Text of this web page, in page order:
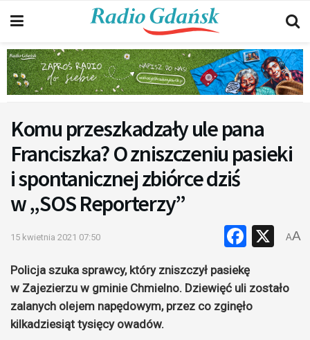
Komu przeszkadzały ule pana
Franciszka? O zniszczeniu pasieki
i spontanicznej zbiórce dziś
w „SOS Reporterzy”
15 kwietnia 2021 07:50 X
AA
Policja szuka sprawcy, który zniszczył pasiekę
w Zajezierzu w gminie Chmielno. Dziewięć uli zostało
zalanych olejem napędowym, przez co zginęło
kilkadziesiąt tysięcy owadów.